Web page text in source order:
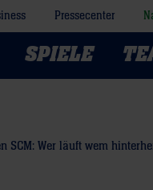
Pressecenter
SPIELE
SCM: Wer läuft wem